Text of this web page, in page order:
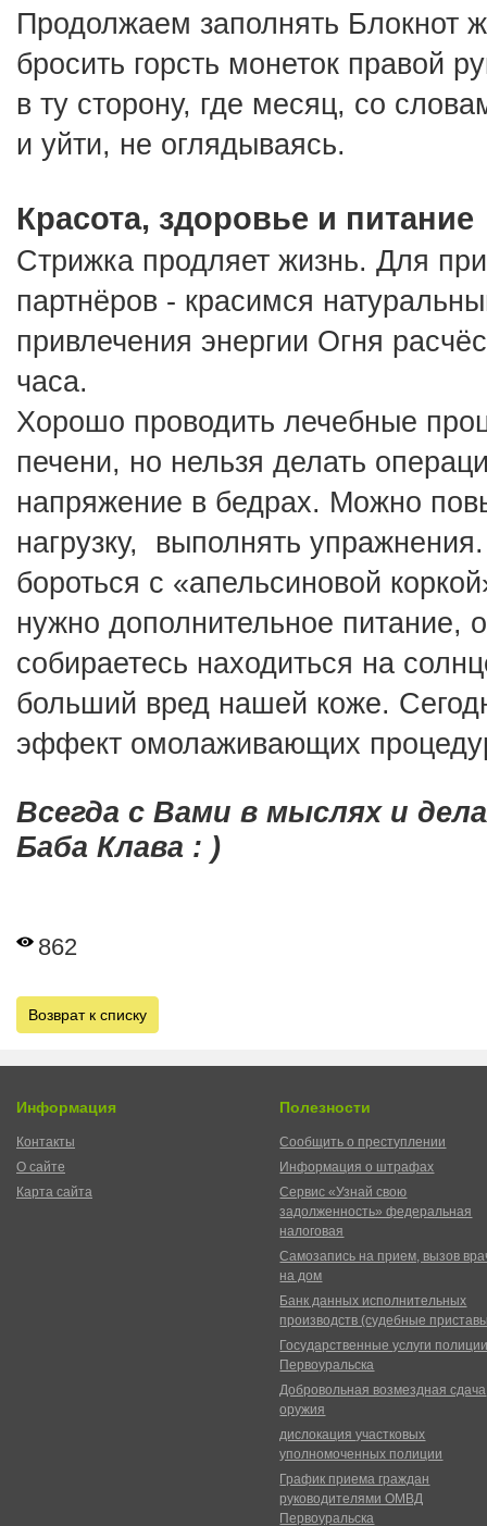
Продолжаем заполнять Блокнот
бросить горсть монеток правой
в ту сторону, где месяц, со
и уйти, не оглядываясь.
Красота, здоровье и питание
Стрижка продляет жизнь. Для
партнёров - красимся
привлечения энергии Огня
часа.
Хорошо проводить лечебные
печени, но нельзя делать
напряжение в бедрах. Можно
нагрузку,  выполнять
бороться с «апельсиновой
нужно дополнительное питание,
собираетесь находиться на
больший вред нашей коже.
эффект омолаживающих
Всегда с Вами в мыслях и
Баба Клава : )
862
Возврат к списку
Информация
Контакты
О сайте
Карта сайта
Полезности
Сообщить о преступлении
Информация о штрафах
Сервис «Узнай свою
задолженность» федеральная
налоговая
Самозапись на прием, вызов
на дом
Банк данных исполнительных
производств (судебные
Государственные услуги
Первоуральска
Добровольная возмездная сдача
оружия
дислокация участковых
уполномоченных полиции
График приема граждан
руководителями ОМВД
Первоуральска